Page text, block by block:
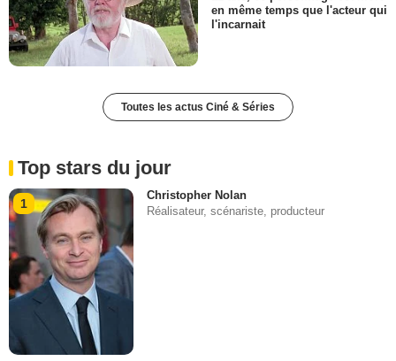
en même temps que l'acteur qui
l'incarnait
Toutes les actus Ciné & Séries
Top stars du jour
1
Christopher Nolan
Réalisateur, scénariste, producteur